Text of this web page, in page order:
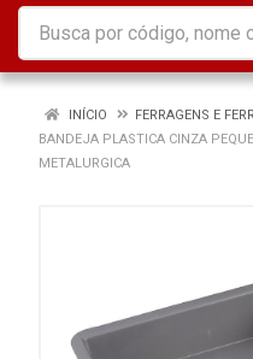
INÍCIO
FERRAGENS E
BANDEJA PLASTICA CINZA
METALURGICA